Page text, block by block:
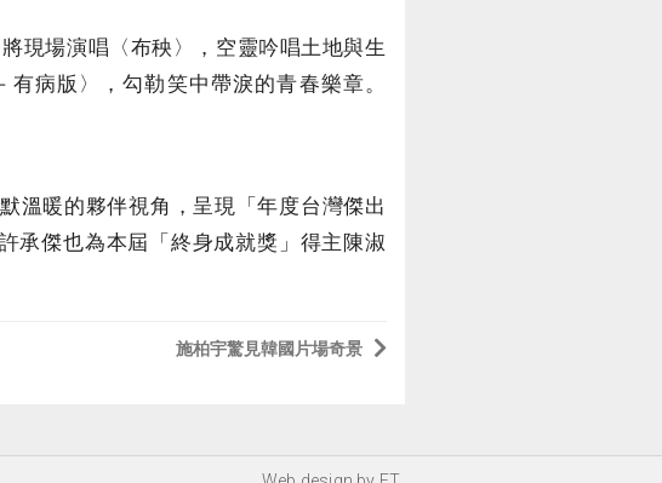
現場演唱〈布秧〉，空靈吟唱土地與生
病版〉，勾勒笑中帶淚的青春樂章。
溫暖的夥伴視角，呈現「年度台灣傑出
承傑也為本屆「終身成就獎」得主陳淑
施柏宇驚見韓國片場奇景